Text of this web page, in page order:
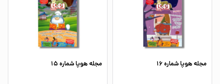
مجله هوپا شماره 16 مجله هوپا شماره 15